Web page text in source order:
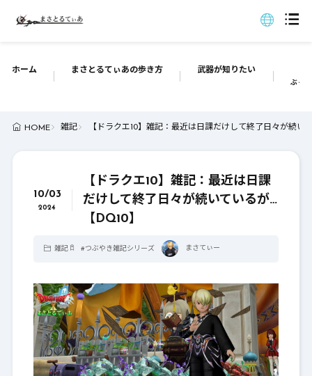
ホーム まさとるてぃあの歩き方 武器が知りたい
ぶっ
HOME 雑記 【ドラクエ10】雑記：最近は日課だけして終了日々が続い
10/03
2024
【ドラクエ10】雑記：最近は日課
だけして終了日々が続いているが…
【DQ10】
雑記 #つぶやき雑記シリーズ まさてぃー